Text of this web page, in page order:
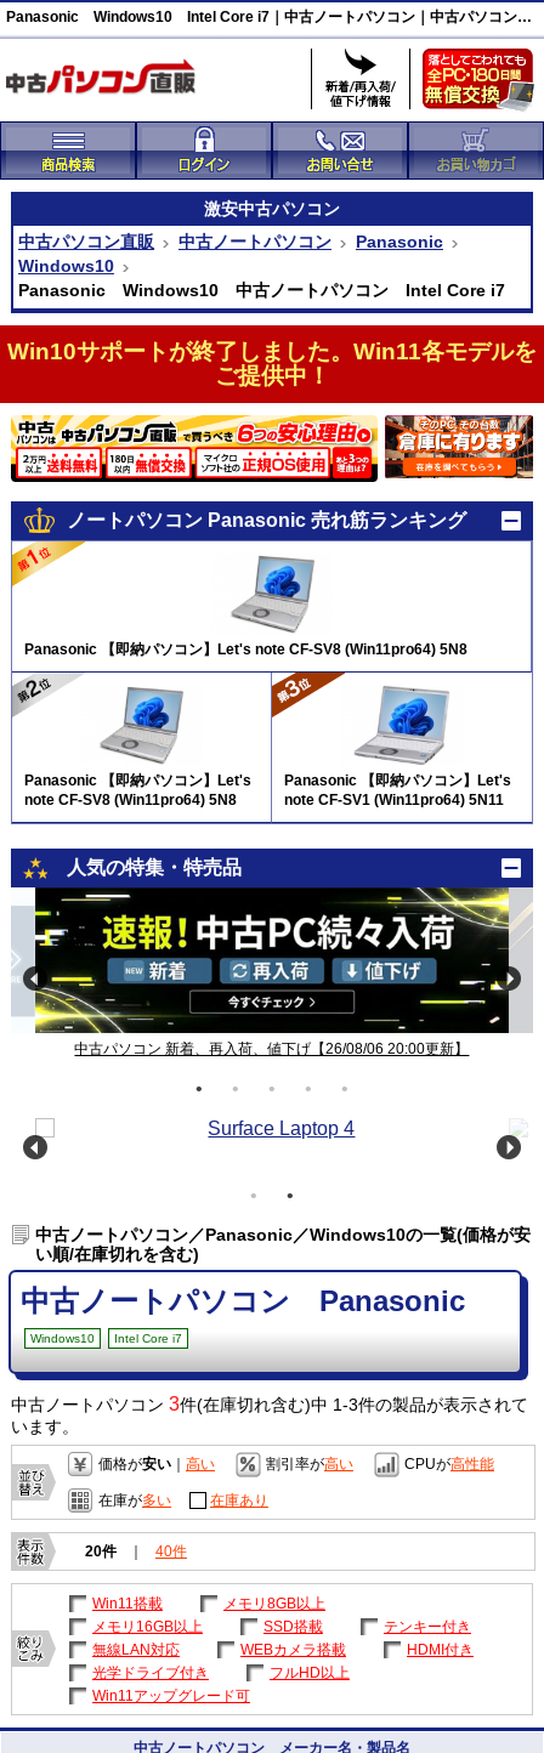
Panasonic Windows10 Intel Core i7｜中古ノートパソコン｜中古パソコン直販
激安中古パソコン
中古パソコン直販
中古ノートパソコン
Panasonic
Windows10
Panasonic Windows10 中古ノートパソコン Intel Core i7
Win10サポートが終了しました。Win11各モデルを
ご提供中！
ノートパソコン Panasonic 売れ筋ランキング
Panasonic 【即納パソコン】Let's note CF-SV8 (Win11pro64) 5N8
Panasonic 【即納パソコン】Let's
note CF-SV8 (Win11pro64) 5N8
Panasonic 【即納パソコン】Let's
note CF-SV1 (Win11pro64) 5N11
人気の特集・特売品
中古パソコン 新着、再入荷、値下げ【26/08/06 20:00更新】
中古ノートパソコン／Panasonic／Windows10の一覧(価格が安
い順/在庫切れを含む)
中古ノートパソコン Panasonic
Windows10 Intel Core i7
中古ノートパソコン 3件(在庫切れ含む)中 1-3件の製品が表示されて
います。
価格が安い｜ 高い 割引率が高い CPUが高性能
在庫が多い 在庫あり
20件 ｜ 40件
Win11搭載
メモリ8GB以上
メモリ16GB以上
SSD搭載
テンキー付き
無線LAN対応
WEBカメラ搭載
HDMI付き
光学ドライブ付き
フルHD以上
Win11アップグレード可
中古ノートパソコン メーカー名・製品名